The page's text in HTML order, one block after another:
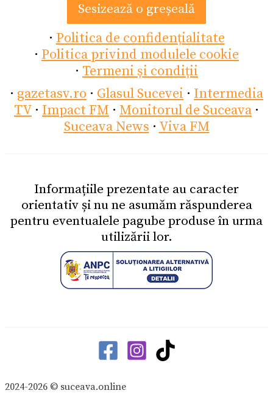
Sesizează o greșeală
· Politica de confidențialitate
· Politica privind modulele cookie
· Termeni și condiții
· gazetasv.ro · Glasul Sucevei · Intermedia
TV · Impact FM · Monitorul de Suceava ·
Suceava News · Viva FM
Informațiile prezentate au caracter
orientativ și nu ne asumăm răspunderea
pentru eventualele pagube produse în urma
utilizării lor.
2024-2026 © suceava.online